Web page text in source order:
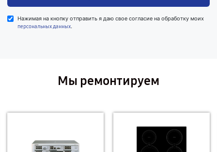
Нажимая на кнопку отправить я даю свое согласие на обработку моих
персональных данных.
Мы ремонтируем